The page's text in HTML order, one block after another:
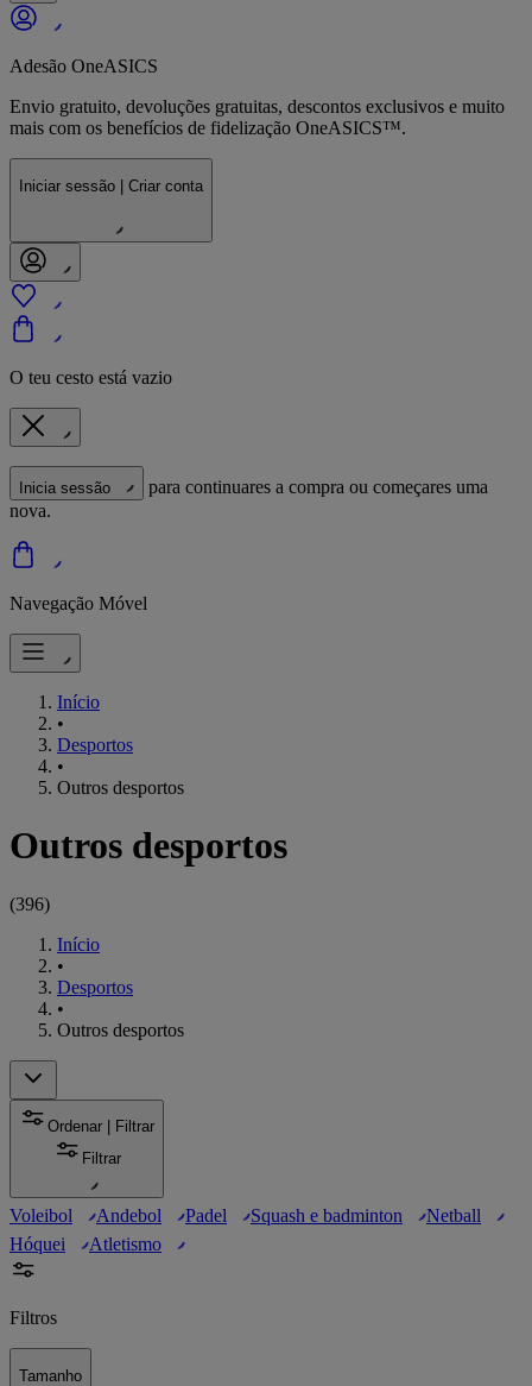
Adesão OneASICS
Envio gratuito, devoluções gratuitas, descontos exclusivos e muito
mais com os benefícios de fidelização OneASICS™.
Iniciar sessão | Criar conta
O teu cesto está vazio
Inicia sessão
para continuares a compra ou começares uma
nova.
Navegação Móvel
Início
•
Desportos
•
Outros desportos
Outros desportos
(396)
Início
•
Desportos
•
Outros desportos
Ordenar | Filtrar
Filtrar
Voleibol Andebol Padel Squash e badminton
Netball
Hóquei
Atletismo
Filtros
Tamanho